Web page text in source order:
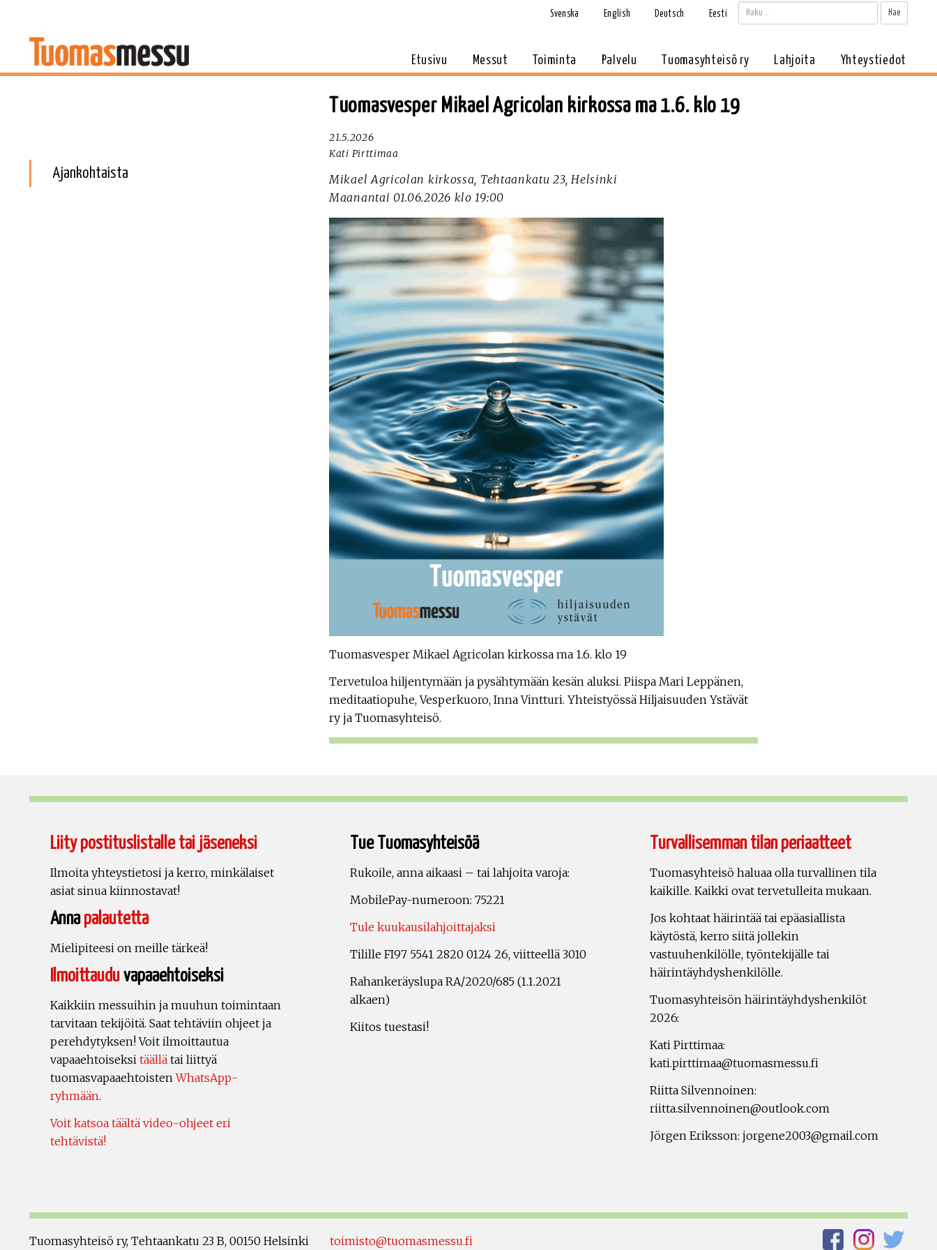
Haku:
Svenska English Deutsch Eesti
Etusivu Messut Toiminta Palvelu Tuomasyhteisö ry Lahjoita Yhteystiedot
Ajankohtaista
Tuomasvesper Mikael Agricolan kirkossa ma 1.6. klo 19
21.5.2026
Kati Pirttimaa
Mikael Agricolan kirkossa, Tehtaankatu 23, Helsinki
Maanantai 01.06.2026 klo 19:00
Tuomasvesper Mikael Agricolan kirkossa ma 1.6. klo 19
Tervetuloa hiljentymään ja pysähtymään kesän aluksi. Piispa Mari Leppänen,
meditaatiopuhe, Vesperkuoro, Inna Vintturi. Yhteistyössä Hiljaisuuden Ystävät
ry ja Tuomasyhteisö.
Liity postituslistalle tai jäseneksi
Ilmoita yhteystietosi ja kerro, minkälaiset
asiat sinua kiinnostavat!
Annapalautetta
Mielipiteesi on meille tärkeä!
Ilmoittauduvapaaehtoiseksi
Kaikkiin messuihin ja muuhun toimintaan
tarvitaan tekijöitä. Saat tehtäviin ohjeet ja
perehdytyksen! Voit ilmoittautua
vapaaehtoiseksi täällä tai liittyä
tuomasvapaaehtoistenWhatsApp-
ryhmään.
Voit katsoa täältä video-ohjeet eri
tehtävistä!
Tue Tuomasyhteisöä
Rukoile, anna aikaasi – tai lahjoita varoja:
MobilePay-numeroon: 75221
Tule kuukausilahjoittajaksi
Tilille FI97 5541 2820 0124 26, viitteellä 3010
Rahankeräyslupa RA/2020/685 (1.1.2021
alkaen)
Kiitos tuestasi!
Turvallisemman tilan periaatteet
Tuomasyhteisö haluaa olla turvallinen tila
kaikille. Kaikki ovat tervetulleita mukaan.
Jos kohtaat häirintää tai epäasiallista
käytöstä, kerro siitä jollekin
vastuuhenkilölle, työntekijälle tai
häirintäyhdyshenkilölle.
Tuomasyhteisön häirintäyhdyshenkilöt
2026:
Kati Pirttimaa:
kati.pirttimaa@tuomasmessu.fi
Riitta Silvennoinen:
riitta.silvennoinen@outlook.com
Jörgen Eriksson: jorgene2003@gmail.com
Tuomasyhteisö ry, Tehtaankatu 23 B, 00150 Helsinki toimisto@tuomasmessu.fi